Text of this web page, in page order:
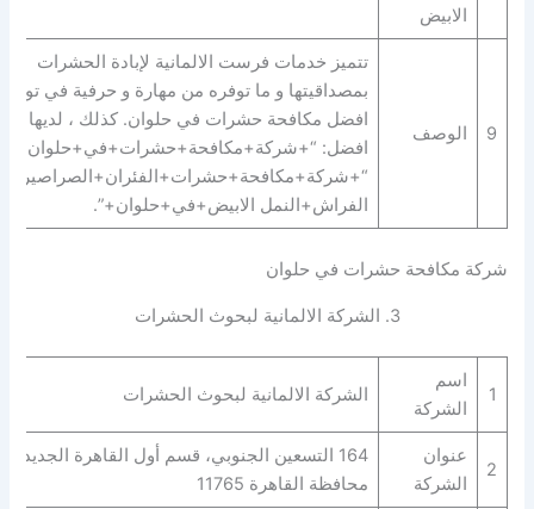
الابيض
9 الوصف
تتميز خدمات فرست الالمانية لإبادة الحشرات
بمصداقيتها و ما توفره من مهارة و حرفية في توفير
افضل مكافحة حشرات في حلوان. كذلك ، لديها
افضل: “+شركة+مكافحة+حشرات+في+حلوان+”
الفراش+النمل الابيض+في+حلوان+”.
شركة مكافحة حشرات في حلوان
3. الشركة الالمانية لبحوث الحشرات
1
اسم
الشركة
الشركة الالمانية لبحوث الحشرات
2
عنوان
الشركة
164 التسعين الجنوبي، قسم أول القاهرة الجديدة،
محافظة القاهرة‬ 11765